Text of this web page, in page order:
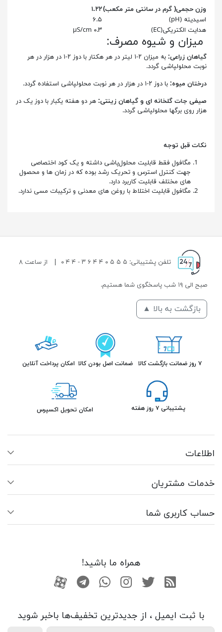
وزن حجمی( گرم در سانتی متر مکعب)۱.۲۲
اسیدیته (pH)
۶.۵
هدایت الکتریکی(EC)
۰.۳ µS/cm
میزان و شیوه مصرف:
گیاهان زراعی:
به میزان ۲-۱ لیتر در هر هکتار با دوز ۲-۱ در هزار در هر
نوبت محلولپاشی گردد.
درختان میوه: با دوز ۲-۱ در هزار در هر نوبت محلولپاشی استفاده گردد.
صیفی جات گلخانه ای و گیاهان زینتی: هر دو هفته یکبار با دوز یک در
هزار روی برگها محلولپاشی گردد.
نکات قبل توجه
مگافول فقط قابلیت محلول‌پاشی داشته و یک کود اختصاصی
جهت کنترل استرس و تحریک رشد بوده که در زمان ها و محصول
های مختلف قابلیت کاربرد دارد.
مگافول قابلیت اختلاط با روغن های معدنی و ترکیبات مسی ندارد.
تلفن پشتیبانی: ۵ ۵ ۵ ۰ ۴ ۴ ۶ ۳ - ۴ ۴ ۰ از ساعت ۸
صبح الی ۱۹ شب پاسخگوی شما هستیم.
بازگشت به بالا ▲
۷ روز ضمانت بازگشت کالا ضمانت اصل بودن کالا امکان پرداخت آنلاین
پشتیبانی ۷ روز هفته امکان تحویل اکسپرس
اطلاعات
خدمات مشتریان
حساب کاربری شما
همراه ما باشید!
RSS توییتراینستاگرام
واتساپتلگرامآپارات
با ثبت ایمیل ، از جدید‌ترین تخفیف‌ها با‌خبر شوید